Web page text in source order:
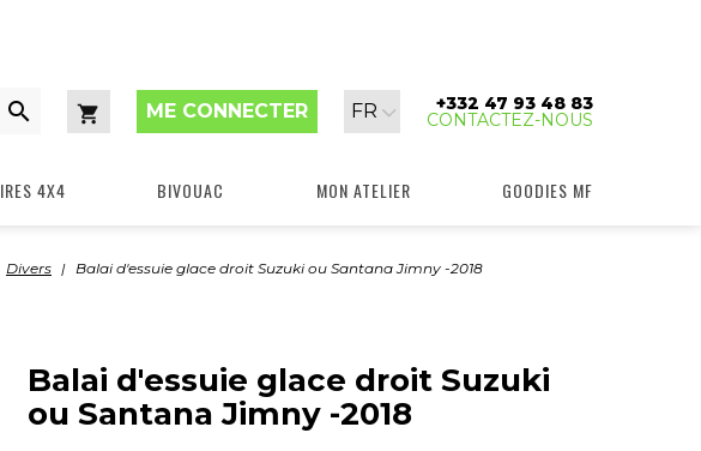

Panier
ME CONNECTER
Langue
:
FR +332 47 93 48 83
CONTACTEZ-NOUS
4X4 BIVOUAC MON ATELIER GOODIES MF
Divers Balai d'essuie glace droit Suzuki ou Santana Jimny -2018
Balai d'essuie glace droit Suzuki
ou Santana Jimny -2018